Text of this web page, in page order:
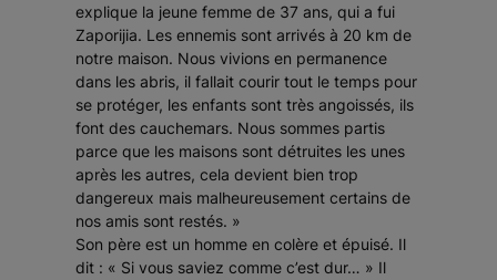
explique la jeune femme de 37 ans, qui a fui
Zaporijia. Les ennemis sont arrivés à 20 km de
notre maison. Nous vivions en permanence
dans les abris, il fallait courir tout le temps pour
se protéger, les enfants sont très angoissés, ils
font des cauchemars. Nous sommes partis
parce que les maisons sont détruites les unes
après les autres, cela devient bien trop
dangereux mais malheureusement certains de
nos amis sont restés. »
Son père est un homme en colère et épuisé. Il
dit : « Si vous saviez comme c’est dur… » Il